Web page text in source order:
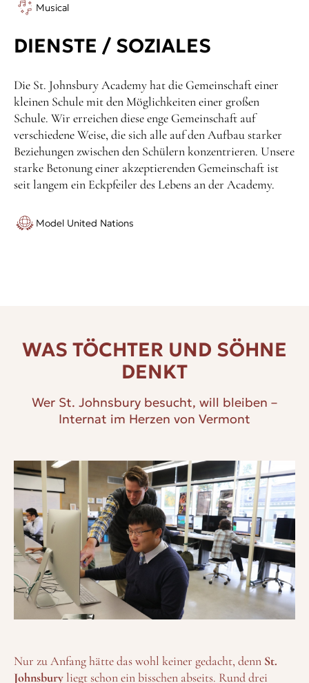
Musical
DIENSTE / SOZIALES
Die St. Johnsbury Academy hat die Gemeinschaft einer
kleinen Schule mit den Möglichkeiten einer großen
Schule. Wir erreichen diese enge Gemeinschaft auf
verschiedene Weise, die sich alle auf den Aufbau starker
Beziehungen zwischen den Schülern konzentrieren. Unsere
starke Betonung einer akzeptierenden Gemeinschaft ist
seit langem ein Eckpfeiler des Lebens an der Academy.
Model United Nations
WAS TÖCHTER UND SÖHNE
DENKT
Wer St. Johnsbury besucht, will bleiben –
Internat im Herzen von Vermont
Nur zu Anfang hätte das wohl keiner gedacht, denn St.
Johnsbury liegt schon ein bisschen abseits. Rund drei